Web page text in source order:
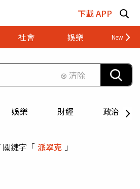
下載 APP
社會 娛樂 財經
⊗ 清除
娛樂 財經 政治
鍵字「 派翠克 」